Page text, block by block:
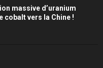
massive d’uranium
cobalt vers la Chine !